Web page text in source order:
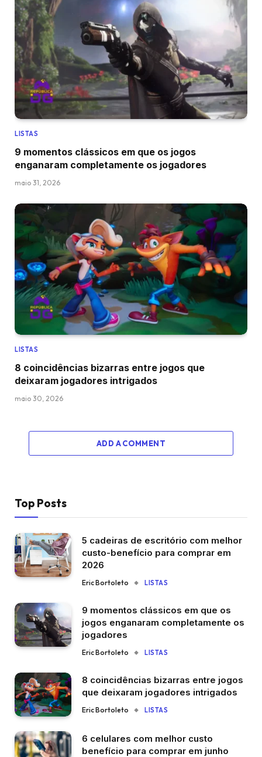
LISTAS
9 momentos clássicos em que os jogos
enganaram completamente os jogadores
maio 31, 2026
LISTAS
8 coincidências bizarras entre jogos que
deixaram jogadores intrigados
maio 30, 2026
ADD A COMMENT
Top Posts
5 cadeiras de escritório com melhor
custo-benefício para comprar em
2026
Eric Bortoleto LISTAS
9 momentos clássicos em que os
jogos enganaram completamente os
jogadores
Eric Bortoleto LISTAS
8 coincidências bizarras entre jogos
que deixaram jogadores intrigados
Eric Bortoleto LISTAS
6 celulares com melhor custo
benefício para comprar em junho